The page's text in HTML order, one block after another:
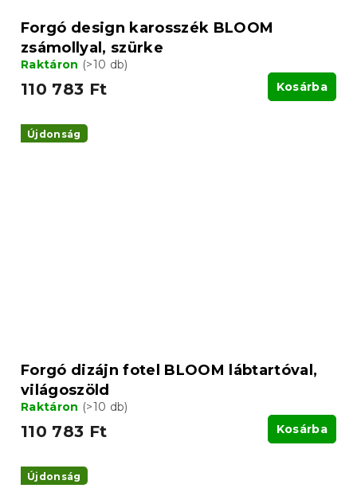
Forgó design karosszék BLOOM
zsámollyal, szürke
Raktáron (>10 db)
110 783 Ft Kosárba
Újdonság
Forgó dizájn fotel BLOOM lábtartóval,
világoszöld
Raktáron (>10 db)
110 783 Ft Kosárba
Újdonság